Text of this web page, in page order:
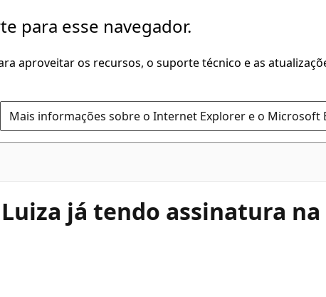
para esse navegador.
aproveitar os recursos, o suporte técnico e as
Mais informações sobre o Internet Explorer e o Microsoft
já tendo assinatura